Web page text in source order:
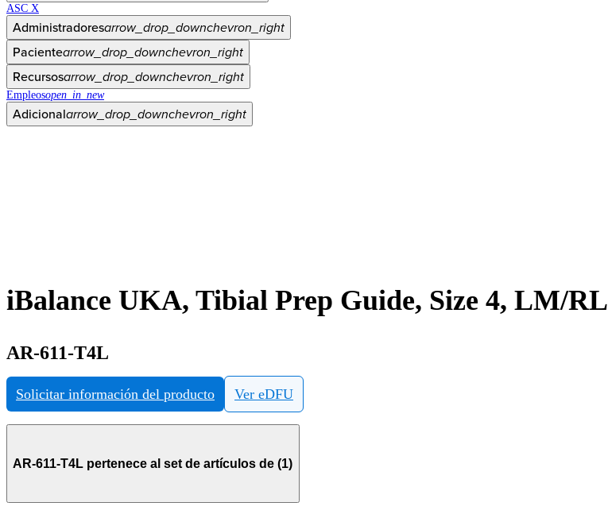
ASC X
Administradoresarrow_drop_downchevron_right
Pacientearrow_drop_downchevron_right
Recursosarrow_drop_downchevron_right
Empleosopen_in_new
Adicionalarrow_drop_downchevron_right
iBalance UKA, Tibial Prep Guide, Size 4, LM/RL
AR-611-T4L
Solicitar información del producto Ver eDFU
AR-611-T4L pertenece al set de artículos de (1)